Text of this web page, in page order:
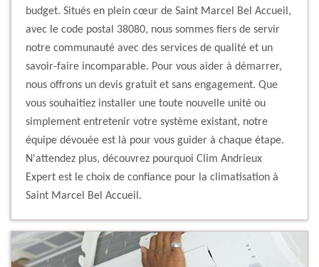
budget. Situés en plein cœur de Saint Marcel Bel Accueil,
avec le code postal 38080, nous sommes fiers de servir
notre communauté avec des services de qualité et un
savoir-faire incomparable. Pour vous aider à démarrer,
nous offrons un devis gratuit et sans engagement. Que
vous souhaitiez installer une toute nouvelle unité ou
simplement entretenir votre système existant, notre
équipe dévouée est là pour vous guider à chaque étape.
N'attendez plus, découvrez pourquoi Clim Andrieux
Expert est le choix de confiance pour la climatisation à
Saint Marcel Bel Accueil.